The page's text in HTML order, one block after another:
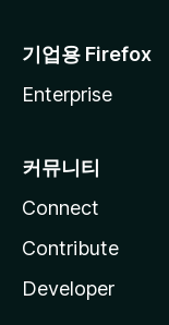
기업용 Firefox
Enterprise
커뮤니티
Connect
Contribute
Developer